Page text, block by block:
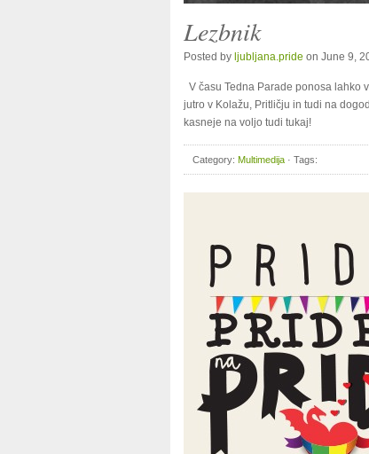
Lezbnik
Posted by ljubljana.pride on June 9,
V času Tedna Parade ponosa lahko
jutro v Kolažu, Pritličju in tudi na
kasneje na voljo tudi tukaj!
Category: Multimedija · Tags: